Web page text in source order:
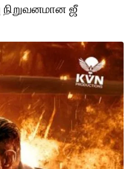
நிறுவனமான ஜீ